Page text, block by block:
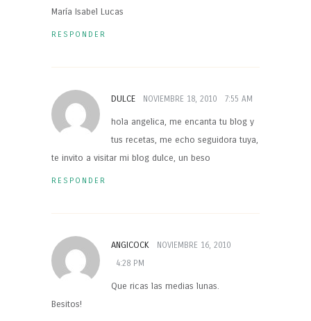
María Isabel Lucas
RESPONDER
DULCE NOVIEMBRE 18, 2010 7:55 AM
hola angelica, me encanta tu blog y
tus recetas, me echo seguidora tuya,
te invito a visitar mi blog dulce, un beso
RESPONDER
ANGICOCK
NOVIEMBRE 16, 2010
4:28 PM
Que ricas las medias lunas.
Besitos!